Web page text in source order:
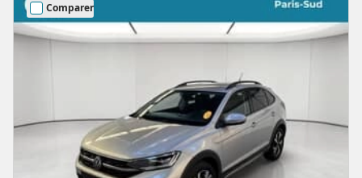
Comparer